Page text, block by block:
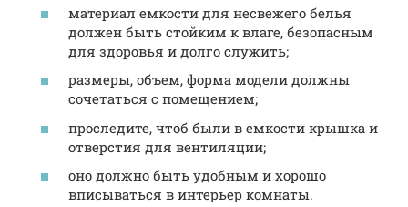
материал емкости для несвежего белья
должен быть стойким к влаге, безопасным
для здоровья и долго служить;
размеры, объем, форма модели должны
сочетаться с помещением;
проследите, чтоб были в емкости крышка и
отверстия для вентиляции;
оно должно быть удобным и хорошо
вписываться в интерьер комнаты.